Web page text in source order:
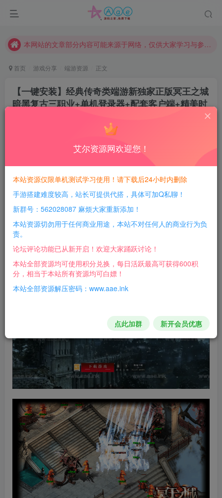
现在赞助会员享受专属折扣，详情点击此条公告。
本网站的文章部分内容可能来源于网络，仅供大家学习与参考，如有侵权，请联系站长QQ466107887进行删除处理。
首页 游戏分享 端游资源 正文
【一键安装】经典传奇类端游新独家正版冥王之城
暗黑复古三职业+单机登录器+配套客户端+精美时
149
每日活跃最高可获得600积分！所有资源可以使用
积分免费兑换！
游戏介绍：
皮！
游戏截图：
艾尔资源网欢迎您！
本站资源仅限单机测试学习使用！请下载后24小时内删除
手游搭建难度较高，站长可提供代搭，具体可加Q私聊！
新群号：562028087 麻烦大家重新添加！
本站资源切勿用于任何商业用途，本站不对任何人的商业行为负
责。
论坛评论功能已从新开启！欢迎大家踊跃讨论！
本站全部资源均可使用积分兑换，每日活跃最高可获得600积
分，相当于本站所有资源均可白嫖！
本站全部资源解压密码：www.aae.ink
点此加群 新开会员优惠